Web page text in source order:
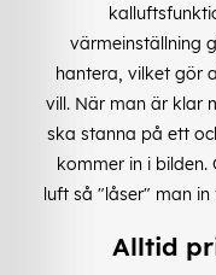
värmeinställning
hantera, vilket gör
vill. När man är klar
ska stanna på ett
kommer in i
luft så "låser" man
Alltid